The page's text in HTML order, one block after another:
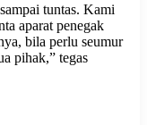
tuntas. Kami
aparat penegak
bila perlu seumur
pihak,” tegas